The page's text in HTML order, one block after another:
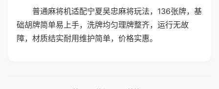
普通麻将机适配宁夏吴忠麻将玩法，136张牌，基
础胡牌简单易上手，洗牌均匀理牌整齐，运行无故
障，材质结实耐用维护简单，价格实惠。